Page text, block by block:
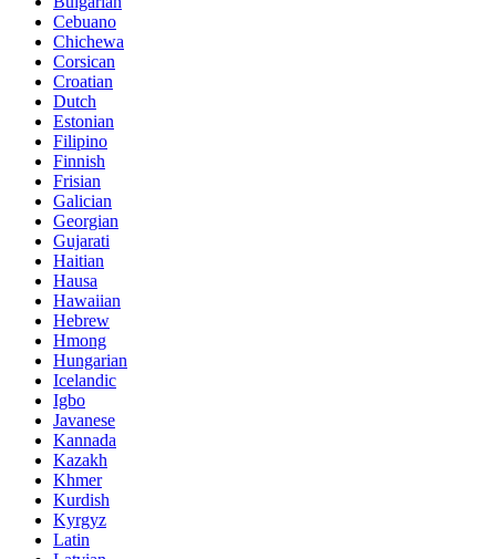
Cebuano
Chichewa
Corsican
Croatian
Dutch
Estonian
Filipino
Finnish
Frisian
Galician
Georgian
Gujarati
Haitian
Hausa
Hawaiian
Hebrew
Hmong
Hungarian
Icelandic
Igbo
Javanese
Kannada
Kazakh
Khmer
Kurdish
Kyrgyz
Latin